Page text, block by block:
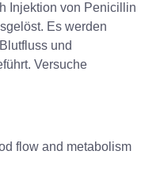
Injektion von Penicillin
Es werden
und
Versuche
flow and metabolism